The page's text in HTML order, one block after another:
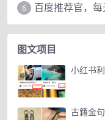
6 百度推荐官，
图文项目
小红书
古籍金